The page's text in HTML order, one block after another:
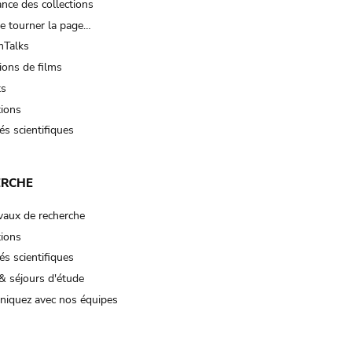
des collections
tourner la page…
de films
scientifiques
de recherche
scientifiques
séjours d'étude
avec nos équipes